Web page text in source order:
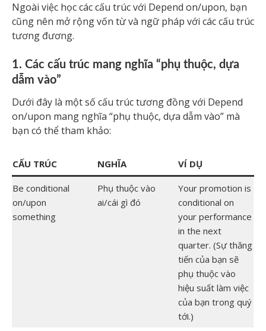
Ngoài việc học các cấu trúc với Depend on/upon, bạn
cũng nên mở rộng vốn từ và ngữ pháp với các cấu trúc
tương đương.
1. Các cấu trúc mang nghĩa “phụ thuộc, dựa
dẫm vào”
Dưới đây là một số cấu trúc tương đồng với Depend
on/upon mang nghĩa “phụ thuộc, dựa dẫm vào” mà
bạn có thể tham khảo:
CẤU TRÚC NGHĨA VÍ DỤ
Be conditional
on/upon
something
Phụ thuộc vào
ai/cái gì đó
Your promotion is
conditional on
your performance
in the next
quarter. (Sự thăng
tiến của bạn sẽ
phụ thuộc vào
hiệu suất làm việc
của bạn trong quý
tới.)